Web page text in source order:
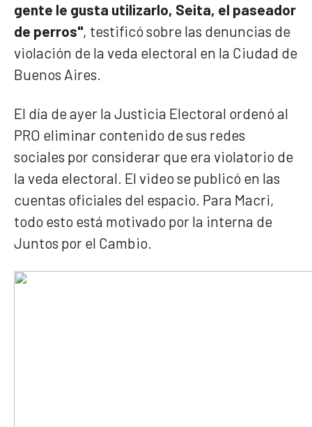
gente le gusta utilizarlo, Seita, el paseador
de perros", testificó sobre las denuncias de
violación de la veda electoral en la Ciudad de
Buenos Aires.
El día de ayer la Justicia Electoral ordenó al
PRO eliminar contenido de sus redes
sociales por considerar que era violatorio de
la veda electoral. El video se publicó en las
cuentas oficiales del espacio. Para Macri,
todo esto está motivado por la interna de
Juntos por el Cambio.